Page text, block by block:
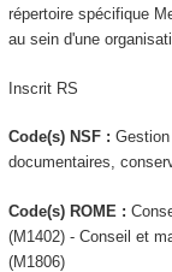
répertoire spécifique
au sein d'une
Inscrit RS
Code(s) NSF :
documentaires,
Code(s) ROME :
(M1402) - Conseil et
(M1806)